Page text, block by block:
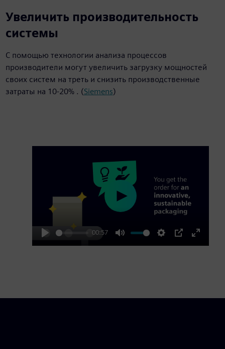
20%
Увеличить производительность
системы
С помощью технологии анализа процессов
производители могут увеличить загрузку мощностей
своих систем на треть и снизить производственные
затраты на 10-20% . (Siemens)
Play
00:57
Mute Settings
PIP
Enter
Play